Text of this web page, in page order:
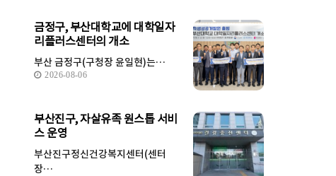
금정구, 부산대학교에 대학일자
리플러스센터의 개소
부산 금정구(구청장 윤일현)는…
2026-08-06
부산진구, 자살유족 원스톱 서비
스 운영
부산진구정신건강복지센터(센터
장…